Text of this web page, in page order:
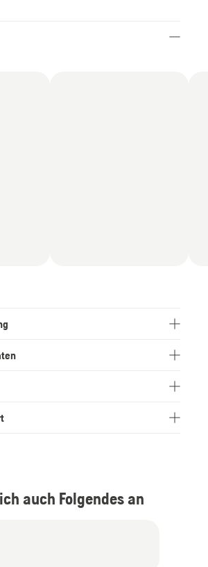
auch Folgendes an